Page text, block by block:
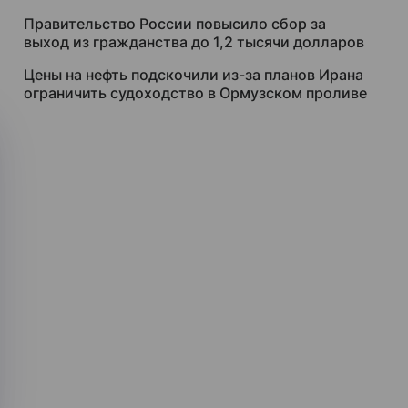
Правительство России повысило сбор за
выход из гражданства до 1,2 тысячи долларов
Цены на нефть подскочили из-за планов Ирана
ограничить судоходство в Ормузском проливе